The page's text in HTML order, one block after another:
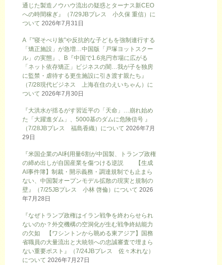
通じた製造ノウハウ流出の疑惑とターナス新CEO
への時間稼ぎ』（7/29JBプレス 小久保 重信）に
ついて 2026年7月31日
A『”寝そべり族”や反抗的な子どもを強制連行する
「矯正施設」が急増…中国版「戸塚ヨットスクー
ル」の実態』、B『中国で1.6兆円市場に広がる
「ネット依存矯正」ビジネスの闇…我が子を独房
に監禁・虐待する更生施設に引き渡す親たち』
（7/28現代ビジネス 上海在住のえいちゃん）に
ついて 2026年7月30日
『大洪水が揺るがす習近平の「天命」…崩れ始め
た「大躍進ダム」、5000基のダムに危険信号 』
（7/28JBプレス 福島香織）について 2026年7月
29日
『米国企業のAI利用量6割が中国製、トランプ政権
の締め出しが自国産業を傷つける逆説 【生成
AI事件簿】制裁・開示義務・調達規制でも止まら
ない、中国製オープンモデル拡散の現実と規制の
壁』（7/25JBプレス 小林 啓倫）について 2026
年7月28日
『なぜトランプ政権はイラン戦争を終わらせられ
ないのか？外交機構の空洞化が生む戦争終結能力
の欠如 【ワシントンから眺める東アジア】国務
省職員の大量流出と大統領への忠誠審査で埋まら
ない重要ポスト』（7/24JBプレス 佐々木れな）
について 2026年7月27日